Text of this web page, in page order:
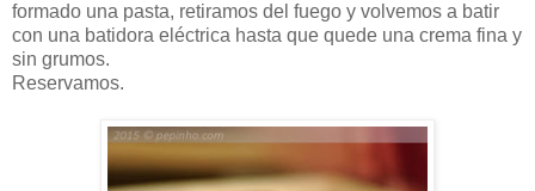
formado una pasta, retiramos del fuego y volvemos a batir
con una batidora eléctrica hasta que quede una crema fina y
sin grumos.
Reservamos.